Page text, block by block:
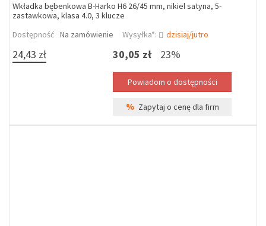
Wkładka bębenkowa B-Harko H6 26/45 mm, nikiel satyna, 5-
zastawkowa, klasa 4.0, 3 klucze
Dostępność Na zamówienie Wysyłka*: dzisiaj/jutro
24,43 zł 30,05 zł 23%
% Zapytaj o cenę dla firm